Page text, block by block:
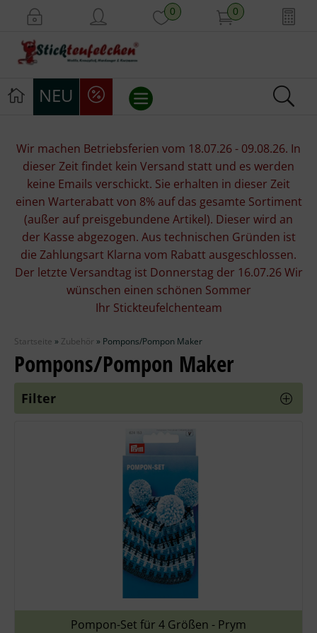
0 0
NEU
Stickpackungen
Stickgarne
Stoffe
Mill Hill Beads
Wolle
Stricknadeln
Wir machen Betriebsferien vom 18.07.26 - 09.08.26. In
dieser Zeit findet kein Versand statt und es werden
keine Emails verschickt. Sie erhalten in dieser Zeit
einen Warterabatt von 8% auf das gesamte Sortiment
(außer auf preisgebundene Artikel). Dieser wird an
der Kasse abgezogen. Aus technischen Gründen ist
die Zahlungsart Klarna vom Rabatt ausgeschlossen.
Der letzte Versandtag ist Donnerstag der 16.07.26 Wir
wünschen einen schönen Sommer
Ihr Stickteufelchenteam
Startseite » Zubehör » Pompons/Pompon Maker
Pompons/Pompon Maker
Filter
Pompon-Set für 4 Größen - Prym